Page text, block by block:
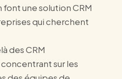
font une solution CRM
qui cherchent
des CRM
sur les